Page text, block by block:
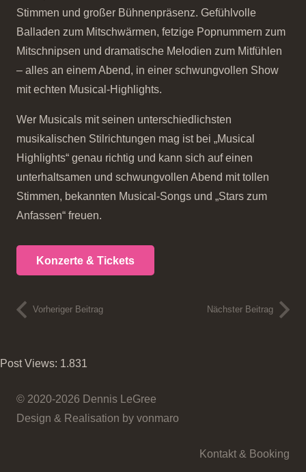
Stimmen und großer Bühnenpräsenz. Gefühlvolle
Balladen zum Mitschwärmen, fetzige Popnummern zum
Mitschnipsen und dramatische Melodien zum Mitfühlen
– alles an einem Abend, in einer schwungvollen Show
mit echten Musical-Highlights.
Wer Musicals mit seinen unterschiedlichsten
musikalischen Stilrichtungen mag ist bei „Musical
Highlights“ genau richtig und kann sich auf einen
unterhaltsamen und schwungvollen Abend mit tollen
Stimmen, bekannten Musical-Songs und „Stars zum
Anfassen“ freuen.
Konzerte & Tickets
Vorheriger Beitrag Nächster Beitrag
Post Views: 1.831
© 2020-2026 Dennis LeGree
Design & Realisation by vonmaro
Kontakt & Booking